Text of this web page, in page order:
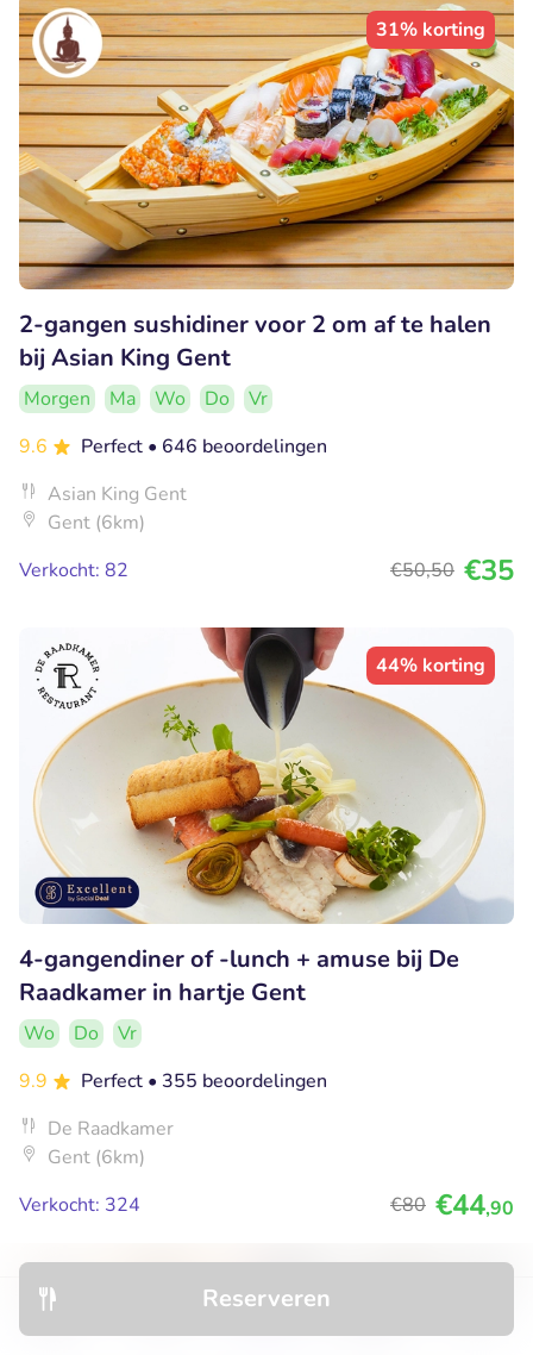
Reserveren
31% korting
2-gangen sushidiner voor 2 om af te halen
bij Asian King Gent
Morgen Ma Wo Do
Vr
9.6
Perfect • 646 beoordelingen
Asian King Gent
Gent (6km)
Verkocht: 82
€50,50 €35
44% korting
4-gangendiner of -lunch + amuse bij De
Raadkamer in hartje Gent
Wo Do
Vr
9.9
Perfect • 355 beoordelingen
De Raadkamer
Gent (6km)
Verkocht: 324
€80 €44,90